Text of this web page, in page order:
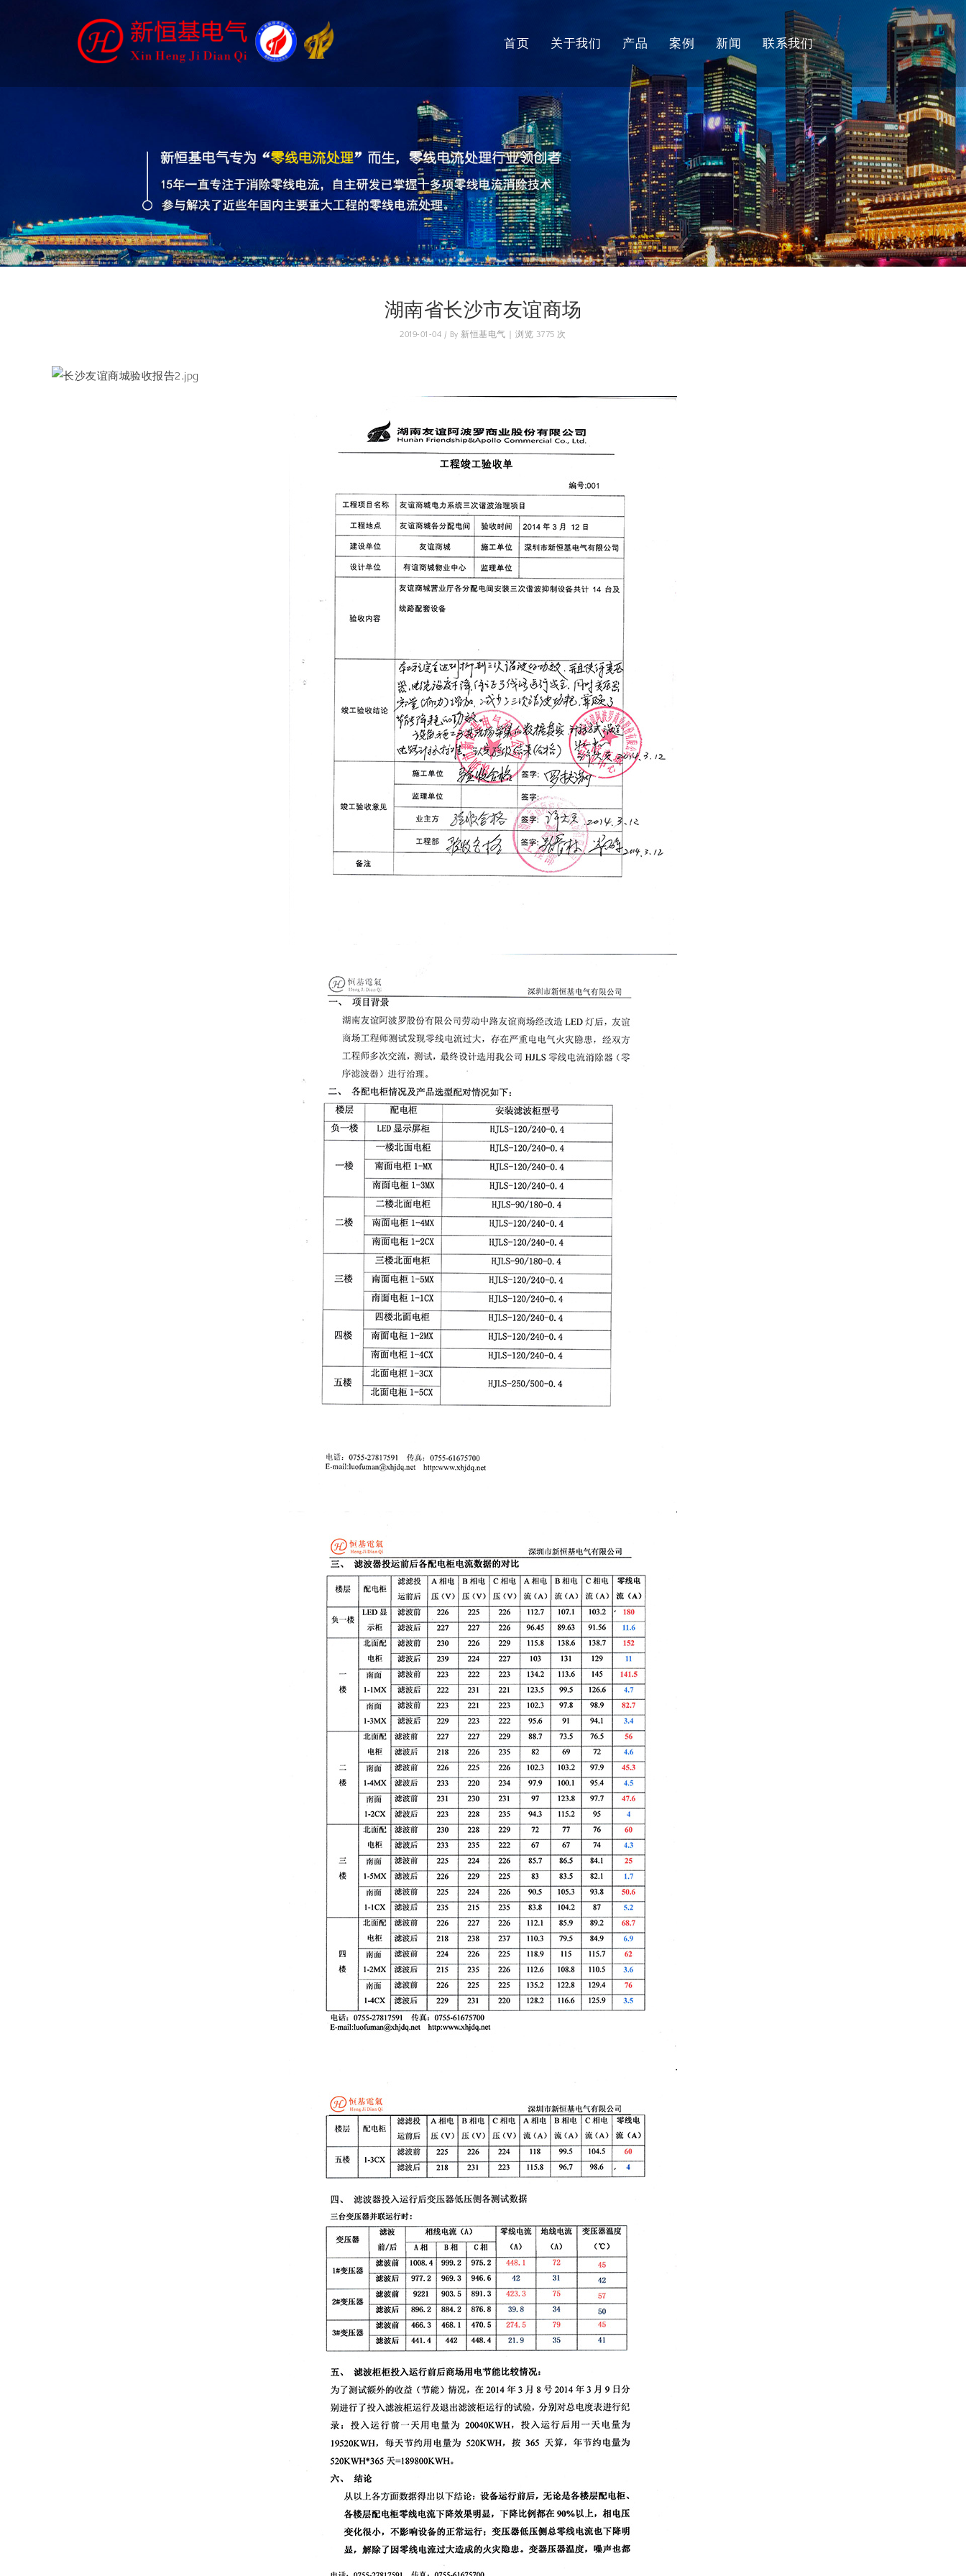
首页 关于我们 产品 案例 新闻 联系我们
湖南省长沙市友谊商场
2019-01-04 / By 新恒基电气 | 浏览 3775 次